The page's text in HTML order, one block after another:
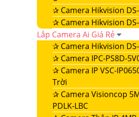
✰ Camera Hikvision
✰ Camera Hikvision
Lắp Camera Ai Giá Rẻ
✰ Camera Hikvision
✰ Camera IPC-PS8D-
✰ Camera IP VSC-
Trời
✰ Camera Visioncop
PDLK-LBC